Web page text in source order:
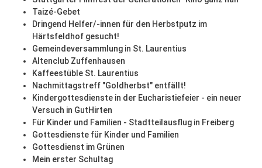
Taizé-Gebet
Dringend Helfer/-innen für den Herbstputz im
Härtsfeldhof gesucht!
Gemeindeversammlung in St. Laurentius
Altenclub Zuffenhausen
Kaffeestüble St. Laurentius
Nachmittagstreff "Goldherbst" entfällt!
Kindergottesdienste in der Eucharistiefeier - ein neuer
Versuch in GutHirten
Für Kinder und Familien - Stadtteilausflug in Freiberg
Gottesdienste für Kinder und Familien
Gottesdienst im Grünen
Mein erster Schultag